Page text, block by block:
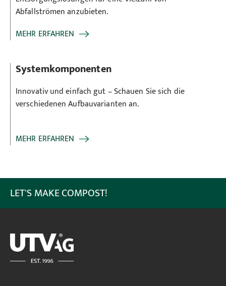
Abfallströmen anzubieten.
MEHR ERFAHREN
Systemkomponenten
Innovativ und einfach gut – Schauen Sie sich die
verschiedenen Aufbauvarianten an.
MEHR ERFAHREN
LET'S MAKE COMPOST!